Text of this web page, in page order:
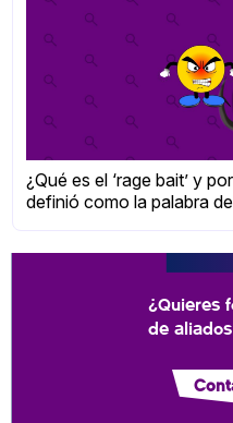
¿Qué es el ‘rage bait’ y
definió como la palabra
¿Quieres
de